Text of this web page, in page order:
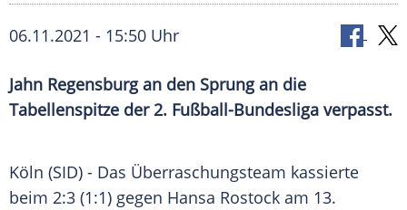
06.11.2021 - 15:50 Uhr
Jahn Regensburgan den Sprung an die
Tabellenspitze der 2. Fußball-Bundesliga verpasst.
Köln (SID) - Das Überraschungsteam kassierte
beim 2:3 (1:1) gegen Hansa Rostock am 13.